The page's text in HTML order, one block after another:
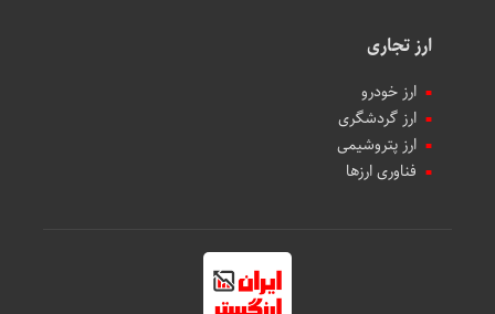
ارز تجاری
ارز خودرو
ارز گردشگری
ارز پتروشیمی
فناوری ارزها